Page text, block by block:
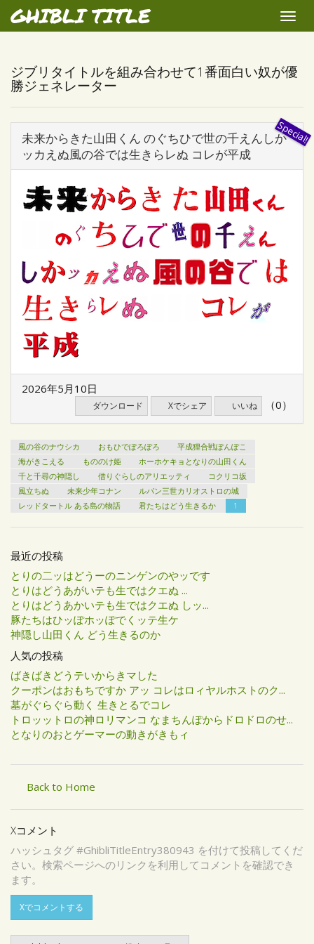
GHIBLI TITLE
Toggle
ジブリタイトルを組み合わせて1番面白い奴が優
勝ジェネレーター
未来からきた山田くん のぐちひで世の千えんしか
ッカえぬ風の谷では生きらレぬ コレが平成
2026年5月10日
ダウンロード Xでシェア いいね （0）
風の谷のナウシカ おもひでぽろぽろ
平成狸合戦ぽんぽこ
海がきこえる
もののけ姫
ホーホケキョとなりの山田くん
千と千尋の神隠し
借りぐらしのアリエッティ
コクリコ坂
風立ちぬ
未来少年コナン
ルパン三世カリオストロの城
レッドタートル ある島の物語
君たちはどう生きるか 1
最近の投稿
とりの二ッはどうーのニンゲンのやッです
とりはどうあがいテも生ではクエぬ ...
とりはどうあかいテも生ではクエぬ しッ...
豚たちはひッぽホッぽでくッテ生ケ
神隠し山田くん どう生きるのか
人気の投稿
ばきばきどうテいからきマした
クーポンはおもちですか アッ コレはロィヤルホストのク...
墓がぐらぐら動く 生きとるでコレ
トロッットロの神ロリマンコ なまちんぽからドロドロのせ...
となりのおとゲーマーの動きがきもィ
Back to Home
Xコメント
ハッシュタグ #GhibliTitleEntry380943 を付けて投稿してくだ
さい。検索ページへのリンクを利用してコメントを確認でき
ます。
Xでコメントする